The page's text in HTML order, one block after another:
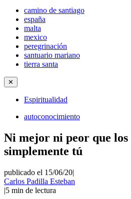
camino de santiago
españa
malta
mexico
peregrinación
santuario mariano
tierra santa
✕
Espiritualidad
autoconocimiento
Ni mejor ni peor que los
simplemente tú
publicado el 15/06/20|
Carlos Padilla Esteban
|5 min de lectura